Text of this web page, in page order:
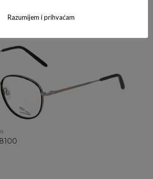
Razumijem i prihvaćam